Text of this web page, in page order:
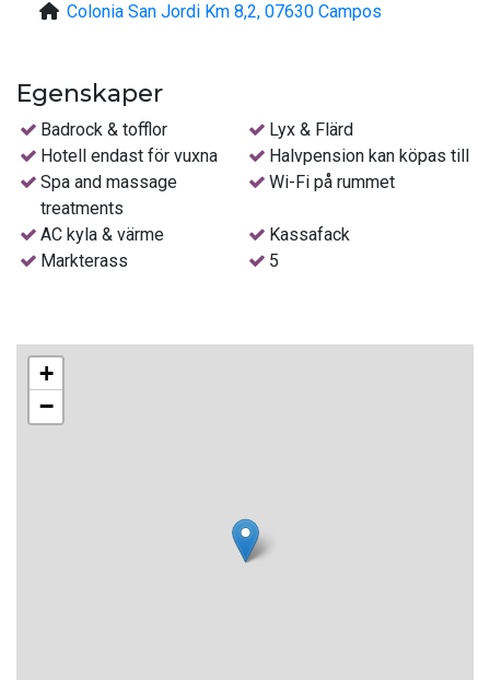
säsongen har att erbjuda med en konstnärlig touch.
Här finns det goda möjligheter till sysselsättning för de
flesta smaker. Området passar utmärkt för vandringar och
du som är intresserad av fågelskådning bör inte lämna
kikaren hemma. Med en kort bilfärd når du både båthamnen
Sa Rapita och en av Mallorcas finaste stränder, Es Trenc, där
du kan välja mellan en lång rad av vattensporter. Till Palma
stad tar det ca 35 minuter med bil och till närmsta golfbana
Alla rum har bad/dusch och wc, hårfön, badrumsartiklar,
badrock, telefon, platt-tv med internet, Wi-Fi, minibar,
Dubbelrum för 2 personer med terrass.
Colonia San Jordi Km 8,2, 07630 Campos
Egenskaper
Badrock & tofflor
Lyx & Flärd
Hotell endast för vuxna
Halvpension kan köpas till
Spa and massage
treatments
Wi-Fi på rummet
AC kyla & värme
Kassafack
Markterass
5
+
−